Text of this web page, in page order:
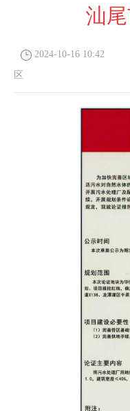
汕
2024-10-16 10:42 来
区